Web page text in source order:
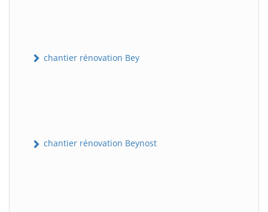
chantier rénovation Bey
chantier rénovation Beynost